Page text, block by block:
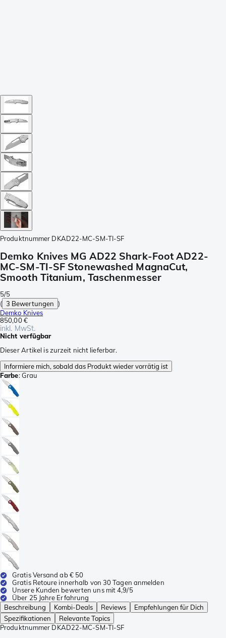
Produktnummer DKAD22-MC-SM-TI-SF
Demko Knives MG AD22 Shark-Foot AD22-
MC-SM-TI-SF Stonewashed MagnaCut,
Smooth Titanium, Taschenmesser
5/5
( 3 Bewertungen )
Demko Knives
850,00 €
inkl. MwSt.
Nicht verfügbar
Dieser Artikel is zurzeit nicht lieferbar.
Informiere mich, sobald das Produkt wieder vorrätig ist
Farbe:Grau
Gratis Versand ab € 50
Gratis Retoure innerhalb von 30 Tagen anmelden
Unsere Kunden bewerten uns mit 4,9/5
Über 25 Jahre Erfahrung
Beschreibung
Kombi-Deals Reviews
Empfehlungen für Dich
Spezifikationen
Relevante Topics
Produktnummer DKAD22-MC-SM-TI-SF